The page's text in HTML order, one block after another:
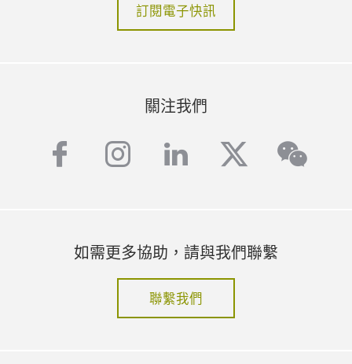
訂閱電子快訊
關注我們
facebook
instagram
linkedintwitter
如需更多協助，請與我們聯繫
聯繫我們